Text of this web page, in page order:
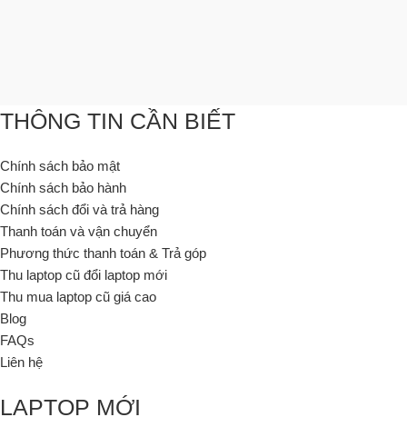
THÔNG TIN CẦN BIẾT
Chính sách bảo mật
Chính sách bảo hành
Chính sách đổi và trả hàng
Thanh toán và vận chuyển
Phương thức thanh toán & Trả góp
Thu laptop cũ đổi laptop mới
Thu mua laptop cũ giá cao
Blog
FAQs
Liên hệ
LAPTOP MỚI